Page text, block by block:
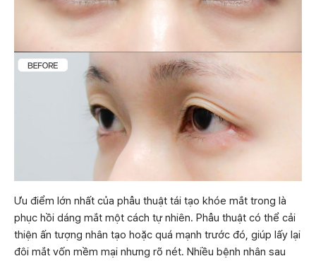
Ưu điểm lớn nhất của phẫu thuật tái tạo khóe mắt trong là
phục hồi dáng mắt một cách tự nhiên. Phẫu thuật có thể cải
thiện ấn tượng nhân tạo hoặc quá mạnh trước đó, giúp lấy lại
đôi mắt vốn mềm mại nhưng rõ nét. Nhiều bệnh nhân sau